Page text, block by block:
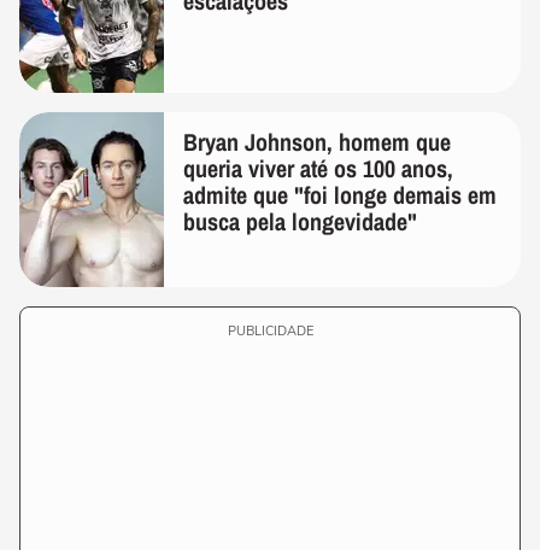
Bryan Johnson, homem que
queria viver até os 100 anos,
admite que "foi longe demais em
busca pela longevidade"
PUBLICIDADE